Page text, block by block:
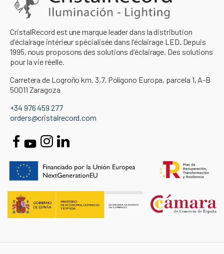
CristalRecord est une marque leader dans la distribution
d'éclairage intérieur spécialisée dans l'éclairage LED. Depuis
1995, nous proposons des solutions d'éclairage. Des solutions
pour la vie réelle.
Carretera de Logroño km. 3,7. Polígono Europa, parcela 1, A-B
50011 Zaragoza
+34 976 459 277
orders@cristalrecord.com